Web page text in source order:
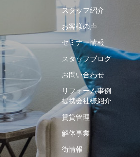
スタッフ紹介
お客様の声
セミナー情報
スタッフブログ
お問い合わせ
リフォーム事例
提携会社様紹介
賃貸管理
解体事業
街情報